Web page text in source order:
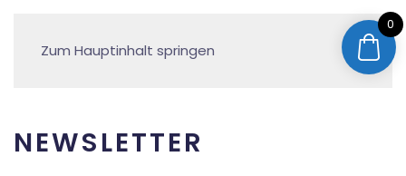
Zum Hauptinhalt springen
NEWSLETTER
0